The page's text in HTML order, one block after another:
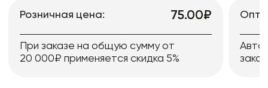
Розничная цена: 75.00₽
При заказе на общую сумму от
20 000₽ применяется скидка 5%